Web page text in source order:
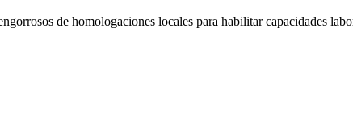
de homologaciones locales para habilitar capacidades